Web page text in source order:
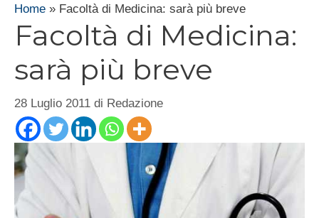
Home » Facoltà di Medicina: sarà più breve
Facoltà di Medicina:
sarà più breve
28 Luglio 2011 di Redazione